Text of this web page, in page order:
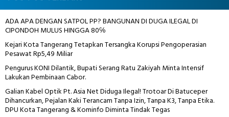
ADA APA DENGAN SATPOL PP? BANGUNAN DI DUGA ILEGAL DI
CIPONDOH MULUS HINGGA 80℅
Kejari Kota Tangerang Tetapkan Tersangka Korupsi Pengoperasian
Pesawat Rp5,49 Miliar
Pengurus KONI Dilantik, Bupati Serang Ratu Zakiyah Minta Intensif
Lakukan Pembinaan Cabor.
Galian Kabel Optik Pt. Asia Net Diduga Ilegal! Trotoar Di Batuceper
Dihancurkan, Pejalan Kaki Terancam Tanpa Izin, Tanpa K3, Tanpa Etika.
DPU Kota Tangerang & Kominfo Diminta Tindak Tegas